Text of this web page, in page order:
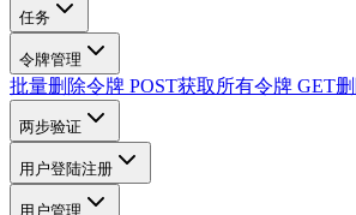
任务
令牌管理
批量删除令牌 POST获取所有令牌 GET
两步验证
用户登陆注册
用户管理